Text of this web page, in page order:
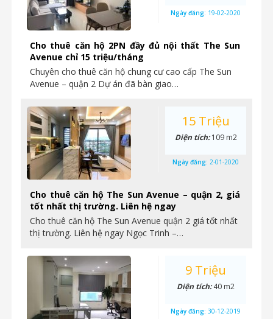
Cho thuê căn hộ 2PN đầy đủ nội thất The Sun
Avenue chỉ 15 triệu/tháng
Chuyên cho thuê căn hộ chung cư cao cấp The Sun
Avenue – quận 2 Dự án đã bàn giao…
Ngày đăng: 19-02-2020
Cho thuê căn hộ The Sun Avenue – quận 2, giá
tốt nhất thị trường. Liên hệ ngay
Cho thuê căn hộ The Sun Avenue quận 2 giá tốt nhất
thị trường. Liên hệ ngay Ngọc Trinh –…
15 Triệu
Diện tích:109 m2
Ngày đăng: 2-01-2020
9 Triệu
Diện tích:40 m2
Ngày đăng: 30-12-2019